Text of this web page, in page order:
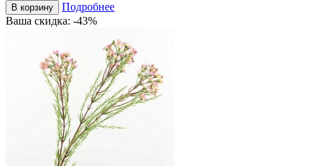
В корзину
Подробнее
Ваша скидка: -43%